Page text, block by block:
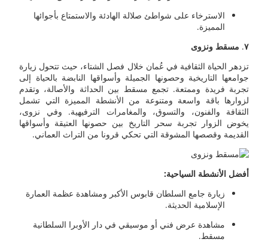
الاسترخاء على شواطئ صلالة الهادئة والاستمتاع بأجوائها
المميزة.
٧. مسقط ونزوى
تزدهر الحياة الثقافية في عُمان خلال فصل الشتاء، حيث تتحول زيارة
جوامعها التاريخية وحصونها الجميلة وأسواقها النابضة بالحياة إلى
تجربة فريدة وممتعة. تجمع مسقط بين الحداثة والأصالة، وتقدم
لزوارها باقة واسعة ومتنوعة من الأنشطة المميزة التي تشمل
الثقافة والفنون، والتسوق، والمغامرات الترفيهية. وفي نزوى،
يخوض الزوار تجربة سحر التاريخ بين حصونها العتيقة وأسواقها
القديمة وقصصها المشوقة التي تحكي قرونا من التراث العماني.
أفضل الأنشطة السياحية:
زيارة جامع السلطان قابوس الأكبر ومشاهدة عظمة العمارة
الإسلامية الحديثة.
مشاهدة عرض فني أو موسيقي في دار الأوبرا السلطانية
مسقط.